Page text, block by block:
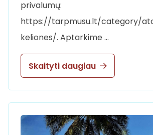
privalumų:
https://tarpmusu.lt/category/
keliones/. Aptarkime …
Skaityti daugiau